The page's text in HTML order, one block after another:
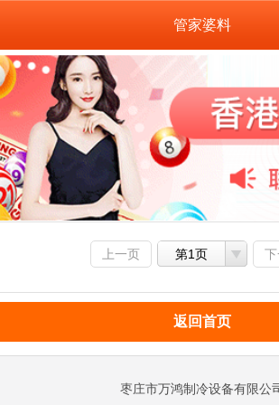
管家婆料
上一页 第1页
返回首页
枣庄市万鸿制冷设备有限公